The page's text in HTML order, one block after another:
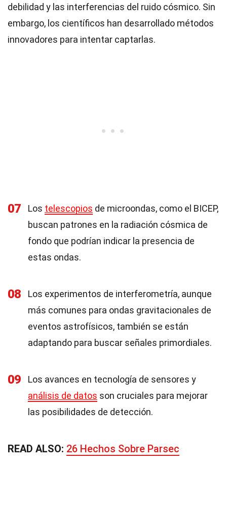
debilidad y las interferencias del ruido cósmico. Sin
embargo, los científicos han desarrollado métodos
innovadores para intentar captarlas.
07 Los telescopios de microondas, como el BICEP,
buscan patrones en la radiación cósmica de
fondo que podrían indicar la presencia de
estas ondas.
08
Los experimentos de interferometría, aunque
más comunes para ondas gravitacionales de
eventos astrofísicos, también se están
adaptando para buscar señales primordiales.
09
Los avances en tecnología de sensores y
análisis de datos son cruciales para mejorar
las posibilidades de detección.
READ ALSO: 26 Hechos Sobre Parsec